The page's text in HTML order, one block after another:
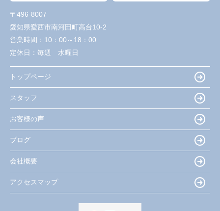
〒496-8007
愛知県愛西市南河田町高台10-2
営業時間： 10：00～18：00
定休日： 毎週 水曜日
トップページ
スタッフ
お客様の声
ブログ
会社概要
アクセスマップ